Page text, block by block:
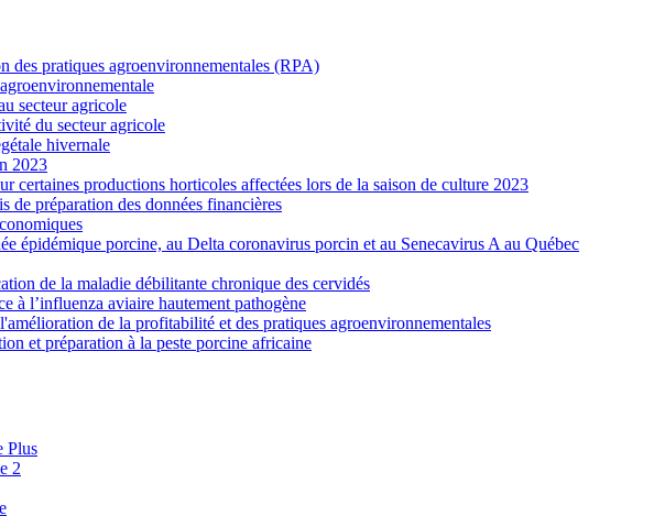
des pratiques agroenvironnementales (RPA)
secteur agricole
du secteur agricole
hivernale
2023
certaines productions horticoles affectées lors de la saison de culture 2023
de préparation des données financières
épidémique porcine, au Delta coronavirus porcin et au Senecavirus A au Québec
de la maladie débilitante chronique des cervidés
à l’influenza aviaire hautement pathogène
de la profitabilité et des pratiques agroenvironnementales
et préparation à la peste porcine africaine
Plus
2